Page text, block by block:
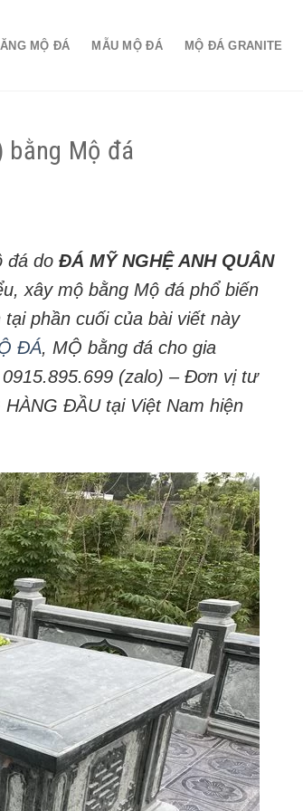
MỘ ĐÁ MẪU MỘ ĐÁ MỘ ĐÁ GRANITE
bằng Mộ đá
đá do ĐÁ MỸ NGHỆ ANH QUÂN
xây mộ bằng Mộ đá phổ biến
phần cuối của bài viết này
ĐÁ, MỘ bằng đá cho gia
(zalo) – Đơn vị tư
ĐẦU tại Việt Nam hiện